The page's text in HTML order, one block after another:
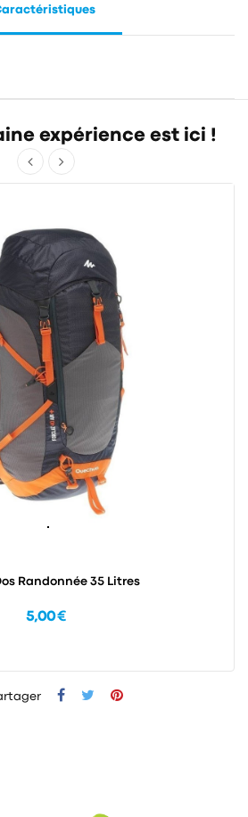
expérience est ici !
Randonnée 35 Litres
5,00 €